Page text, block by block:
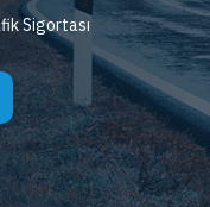
Sigortası